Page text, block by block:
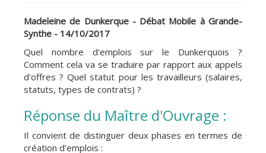
Madeleine de Dunkerque - Débat Mobile à Grande-
Synthe - 14/10/2017
Quel nombre d'emplois sur le Dunkerquois ?
Comment cela va se traduire par rapport aux appels
d'offres ? Quel statut pour les travailleurs (salaires,
statuts, types de contrats) ?
Réponse du Maître d'Ouvrage :
Il convient de distinguer deux phases en termes de
création d’emplois :